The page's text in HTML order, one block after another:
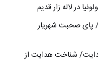
در لاله زار قدیم
پای صحبت شهريار
شناخت هدایت از